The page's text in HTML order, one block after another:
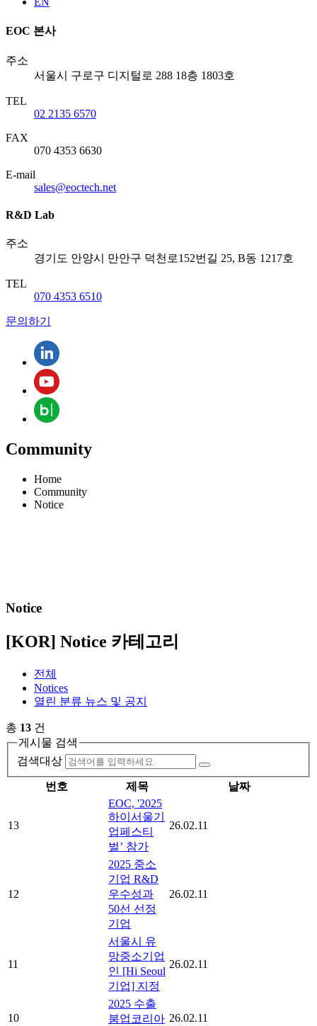
EOC 본사
주소
서울시 구로구 디지털로 288 18층 1803호
TEL
02 2135 6570
FAX
070 4353 6630
E-mail
sales@eoctech.net
R&D Lab
주소
경기도 안양시 만안구 덕천로152번길 25, B동 1217호
TEL
070 4353 6510
문의하기
Community
Home
Community
Notice
Notice
[KOR] Notice 카테고리
전체
Notices
열린 분류 뉴스 및 공지
총 13 건
게시물 검색
검색대상
번호 제목 날짜
13
EOC, '2025
하이서울기
업페스티
벌’ 참가
26.02.11
12
2025 중소
기업 R&D
우수성과
50선 선정
기업
26.02.11
11
서울시 유
망중소기업
인 [Hi Seoul
기업] 지정
26.02.11
10
2025 수출
붐업코리아 26.02.11